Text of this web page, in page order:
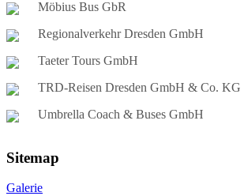
Möbius Bus GbR
Regionalverkehr Dresden GmbH
Taeter Tours GmbH
TRD-Reisen Dresden GmbH & Co. KG
Umbrella Coach & Buses GmbH
Sitemap
Galerie